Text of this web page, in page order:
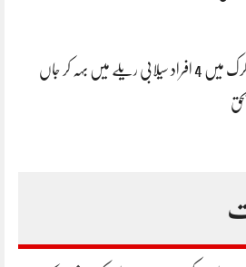
کرک میں 4 افراد سیلابی ریلے میں بہہ کر جاں